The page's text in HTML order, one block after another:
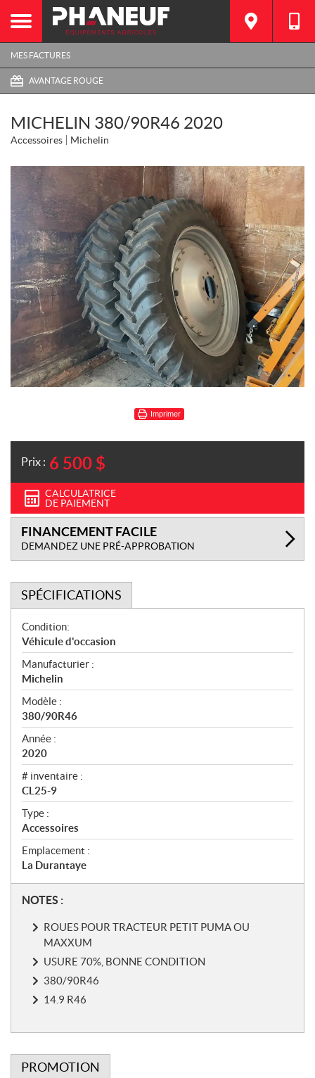
MES FACTURES
AVANTAGE ROUGE
MICHELIN 380/90R46 2020
Accessoires Michelin
Imprimer
Prix : 6 500 $
CALCULATRICE
DE PAIEMENT
FINANCEMENT FACILE
DEMANDEZ UNE PRÉ-APPROBATION
SPÉCIFICATIONS
S
p
é
c
i
f
i
c
a
t
i
o
n
s
Condition:
Véhicule d'occasion
Manufacturier :
Michelin
Modèle :
380/90R46
Année :
2020
# inventaire :
CL25-9
Type :
Accessoires
Emplacement :
La Durantaye
N
NOTES :
ROUES POUR TRACTEUR PETIT PUMA OU
MAXXUM
USURE 70%, BONNE CONDITION
380/90R46
14.9 R46
PROMOTION